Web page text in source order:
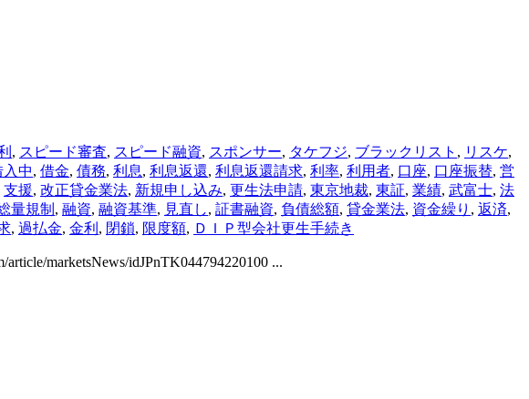
, スピード審査, スピード融資, スポンサー, タケフジ, ブラックリスト , リスケ,
入中, 借金, 債務, 利息, 利息返還, 利息返還請求, 利率, 利用者, 口座, 口座振替, 営
支援, 改正貸金業法, 新規申し込み, 更生法申請, 東京地裁, 東証, 業績, 武富士, 法
量規制 , 融資, 融資基準, 見直し, 証書融資, 負債総額, 貸金業法, 資金繰り , 返済,
, 過払金, 金利 , 閉鎖, 限度額, ＤＩＰ型会社更生手続き
marketsNews/idJPnTK044794220100 ...